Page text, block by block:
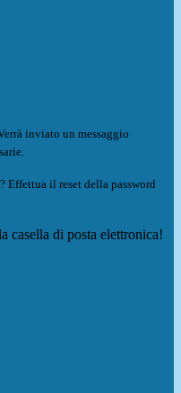
inviato un messaggio
Effettua il reset della password
casella di posta elettronica!